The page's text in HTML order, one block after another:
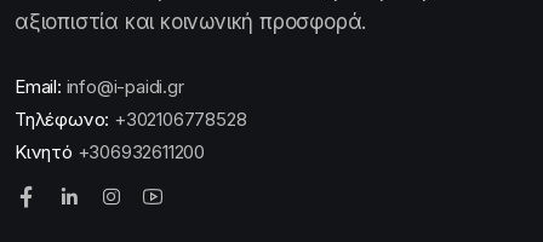
αξιοπιστία και κοινωνική προσφορά.
Email: info@i-paidi.gr
Τηλέφωνο: +302106778528
Κινητό +306932611200